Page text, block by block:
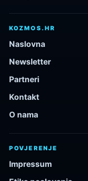
KOZMOS.HR
Naslovna
Newsletter
Partneri
Kontakt
O nama
POVJERENJE
Impressum